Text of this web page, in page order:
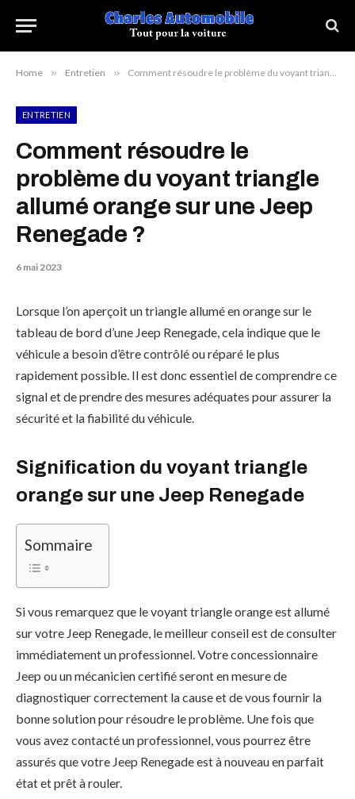
Home » Entretien » Comment résoudre le problème du voyant triangle allumé orange sur une Jeep Renegade ?
ENTRETIEN
Comment résoudre le
problème du voyant triangle
allumé orange sur une Jeep
Renegade ?
6 mai 2023
Lorsque l’on aperçoit un triangle allumé en orange sur le
tableau de bord d’une Jeep Renegade, cela indique que le
véhicule a besoin d’être contrôlé ou réparé le plus
rapidement possible. Il est donc essentiel de comprendre ce
signal et de prendre des mesures adéquates pour assurer la
sécurité et la fiabilité du véhicule.
Signification du voyant triangle
orange sur une Jeep Renegade
Sommaire
Si vous remarquez que le voyant triangle orange est allumé
sur votre Jeep Renegade, le meilleur conseil est de consulter
immédiatement un professionnel. Votre concessionnaire
Jeep ou un mécanicien certifié seront en mesure de
diagnostiquer correctement la cause et de vous fournir la
bonne solution pour résoudre le problème. Une fois que
vous avez contacté un professionnel, vous pourrez être
assurés que votre Jeep Renegade est à nouveau en parfait
état et prêt à rouler.